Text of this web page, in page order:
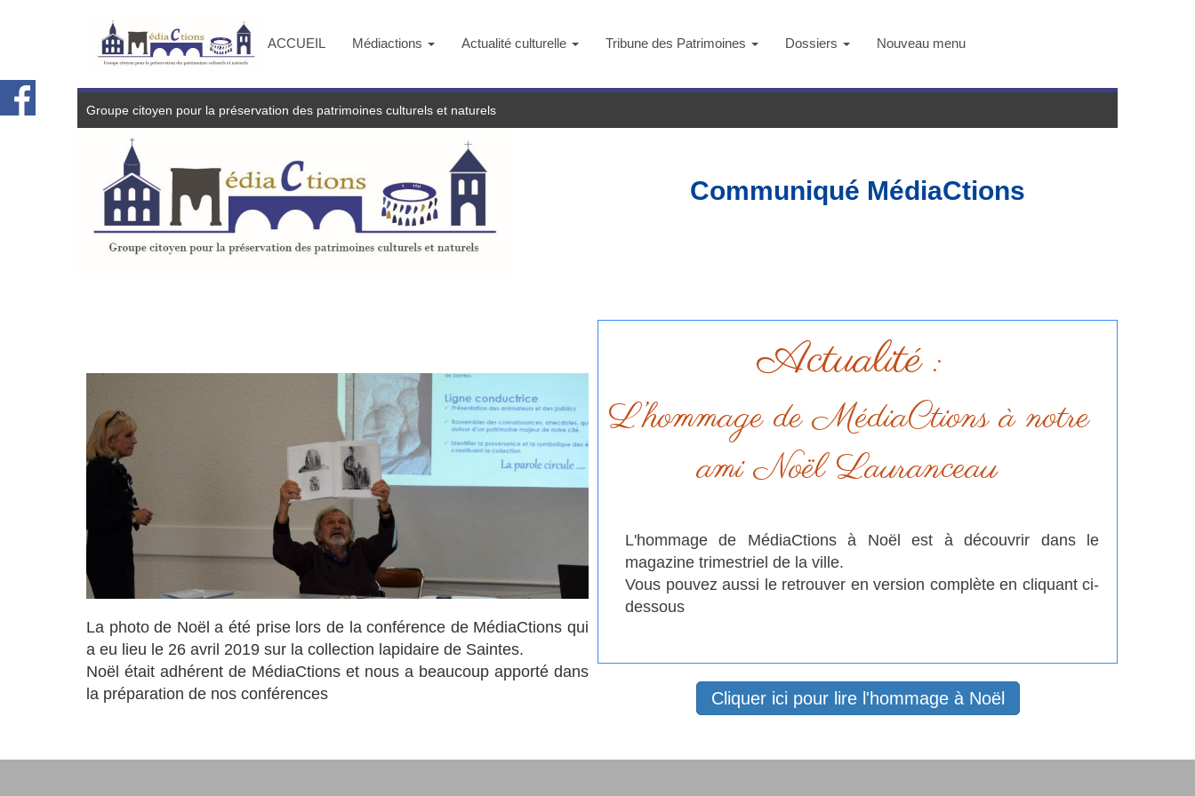
ACCUEIL Médiactions Actualité culturelle Tribune des Patrimoines Dossiers Nouveau menu
Groupe citoyen pour la préservation des patrimoines culturels et naturels
Communiqué MédiaCtions
La photo de Noël a été prise lors de la conférence de MédiaCtions qui
a eu lieu le 26 avril 2019 sur la collection lapidaire de Saintes.
Noël était adhérent de MédiaCtions et nous a beaucoup apporté dans
la préparation de nos conférences
Actualité:
L’hommage de MédiaCtions à notre
ami Noël Lauranceau
L'hommage de MédiaCtions à Noël est à découvrir dans le
magazine trimestriel de la ville.
Vous pouvez aussi le retrouver en version complète en cliquant ci-
dessous
Cliquer ici pour lire l'hommage à Noël